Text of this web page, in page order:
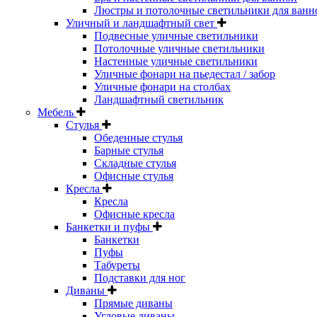
Люстры и потолочные светильники для
Уличный и ландшафтный свет
Подвесные уличные светильники
Потолочные уличные светильники
Настенные уличные светильники
Уличные фонари на пьедестал / забор
Уличные фонари на столбах
Ландшафтный светильник
Мебель
Стулья
Обеденные стулья
Барные стулья
Складные стулья
Офисные стулья
Кресла
Кресла
Офисные кресла
Банкетки и пуфы
Банкетки
Пуфы
Табуреты
Подставки для ног
Диваны
Прямые диваны